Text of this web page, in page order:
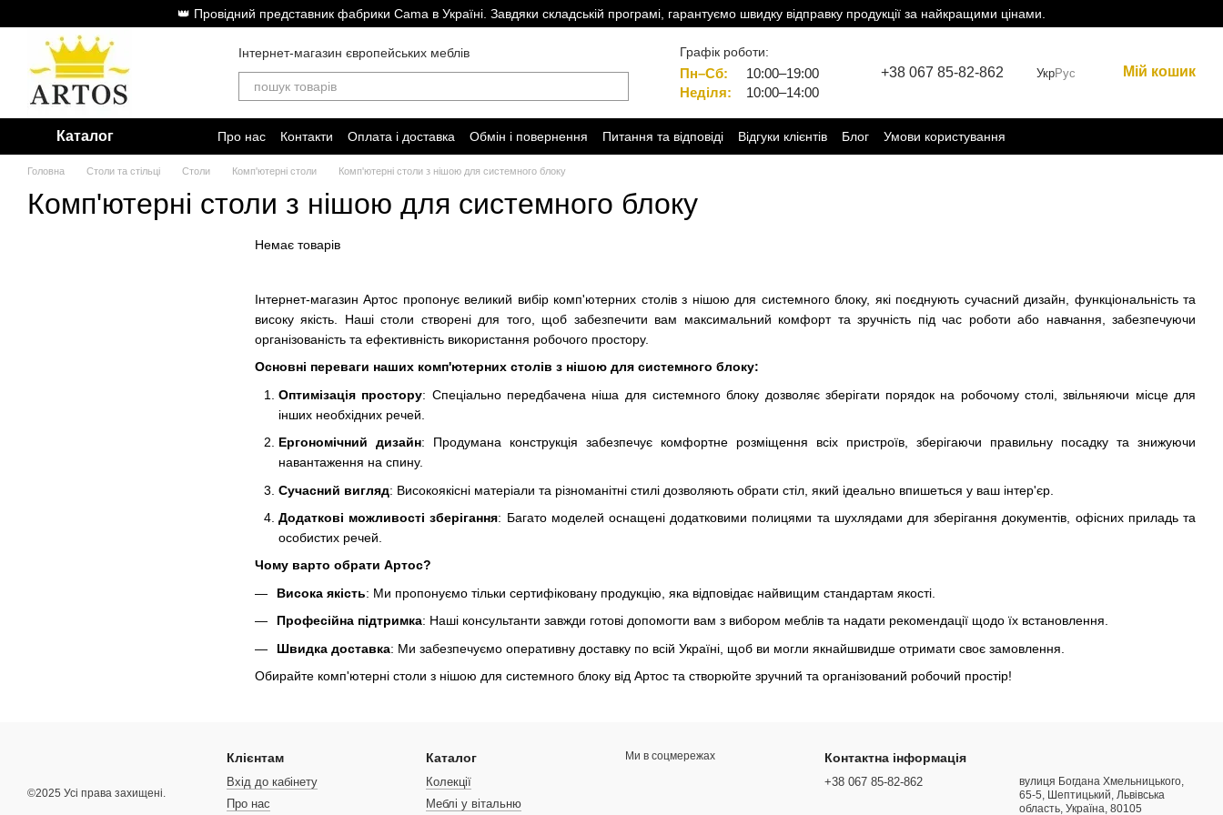
Перейти до основного контенту👑 Провідний представник фабрики Cama в Україні. Завдяки складській програмі, гарантуємо швидку відправку продукції за найкращими цінами.
Інтернет-магазин європейських меблів
Графік роботи:
Пн–Сб:
10:00–19:00
Неділя:
10:00–14:00
+38 067 85-82-862 УкрРус Мій кошик
Каталог Про нас Контакти Оплата і доставка Обмін і повернення Питання та відповіді Відгуки клієнтів Блог Умови користування
Головна Столи та стільці Столи Комп'ютерні столи Комп'ютерні столи з нішою для системного блоку
Комп'ютерні столи з нішою для системного блоку
Інтернет-магазин Артос пропонує великий вибір комп'ютерних столів з нішою для системного блоку, які поєднують сучасний дизайн, функціональність та
високу якість. Наші столи створені для того, щоб забезпечити вам максимальний комфорт та зручність під час роботи або навчання, забезпечуючи
організованість та ефективність використання робочого простору.
Основні переваги наших комп'ютерних столів з нішою для системного блоку:
Оптимізація простору: Спеціально передбачена ніша для системного блоку дозволяє зберігати порядок на робочому столі, звільняючи місце для
інших необхідних речей.
Ергономічний дизайн: Продумана конструкція забезпечує комфортне розміщення всіх пристроїв, зберігаючи правильну посадку та знижуючи
навантаження на спину.
Сучасний вигляд: Високоякісні матеріали та різноманітні стилі дозволяють обрати стіл, який ідеально впишеться у ваш інтер'єр.
Додаткові можливості зберігання: Багато моделей оснащені додатковими полицями та шухлядами для зберігання документів, офісних приладь та
особистих речей.
Чому варто обрати Артос?
Висока якість: Ми пропонуємо тільки сертифіковану продукцію, яка відповідає найвищим стандартам якості.
Професійна підтримка: Наші консультанти завжди готові допомогти вам з вибором меблів та надати рекомендації щодо їх встановлення.
Швидка доставка: Ми забезпечуємо оперативну доставку по всій Україні, щоб ви могли якнайшвидше отримати своє замовлення.
Обирайте комп'ютерні столи з нішою для системного блоку від Артос та створюйте зручний та організований робочий простір!
Немає товарів
©2025 Усі права захищені.
Клієнтам
Вхід до кабінету
Про нас
Каталог
Колекції
Меблі у вітальню
Ми в соцмережах Контактна інформація
+38 067 85-82-862
вулиця Богдана Хмельницького,
65-5, Шептицький, Львівська
область, Україна, 80105